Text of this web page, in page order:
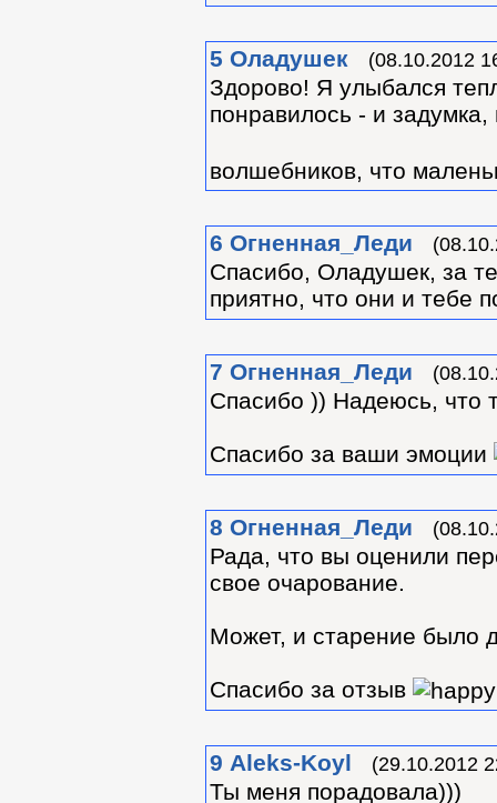
5 Оладушек (08.10.2012
Здорово! Я улыбался
понравилось - и
волшебников, что
6 Огненная_Леди
Спасибо, Оладушек, за
приятно, что они и тебе
7 Огненная_Леди
Спасибо )) Надеюсь, что
Спасибо за ваши эмоции
8 Огненная_Леди
Рада, что вы оценили
свое очарование.
Может, и старение было
Спасибо за отзыв
9 Aleks-Koyl (29.10.2012
Ты меня порадовала)))